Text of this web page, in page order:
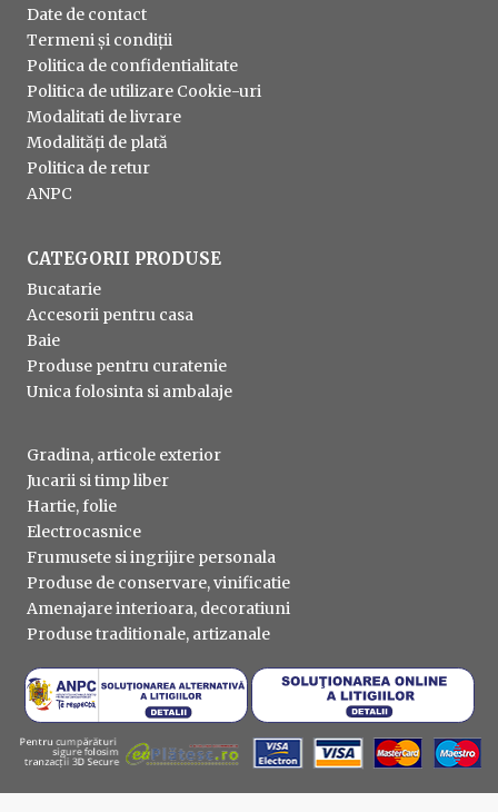
Date de contact
Termeni și condiții
Politica de confidentialitate
Politica de utilizare Cookie-uri
Modalitati de livrare
Modalități de plată
Politica de retur
ANPC
CATEGORII PRODUSE
Bucatarie
Accesorii pentru casa
Baie
Produse pentru curatenie
Unica folosinta si ambalaje
Gradina, articole exterior
Jucarii si timp liber
Hartie, folie
Electrocasnice
Frumusete si ingrijire personala
Produse de conservare, vinificatie
Amenajare interioara, decoratiuni
Produse traditionale, artizanale